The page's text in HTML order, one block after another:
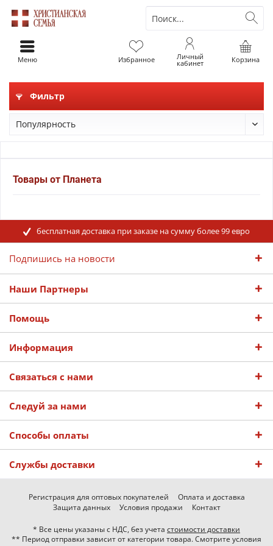
Корзина
Избранное Личный
кабинет
Меню
Фильтр
Товары от Планета
бесплатная доставка при заказе на сумму более 99 евро
Подпишись на новости
Наши Партнеры
Помощь
Информация
Связаться с нами
Следуй за нами
Способы оплаты
Службы доставки
Регистрация для оптовых покупателей
Оплата и доставка
Защита данных
Условия продажи Контакт
* Все цены указаны с НДС, без учета стоимости доставки
** Период отправки зависит от категории товара. Смотрите условия